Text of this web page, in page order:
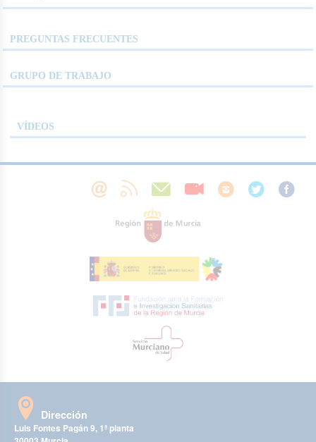
PREGUNTAS FRECUENTES
GRUPO DE TRABAJO
VÍDEOS
Dirección
Luis Fontes Pagán 9, 1ª planta